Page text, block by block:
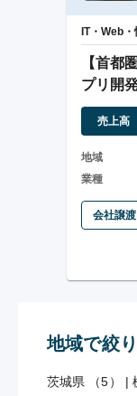
IT・Web
【首都
プリ開
売上高
地域
業種
会社譲渡
地域で絞
茨城県 （5） |